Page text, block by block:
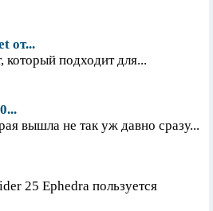
от...
подходит для...
вышла не так уж давно сразу...
25 Ephedra пользуется